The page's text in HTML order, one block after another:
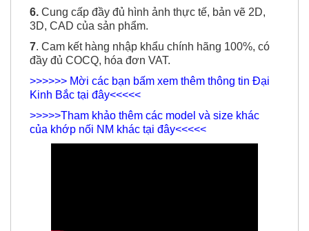
6. Cung cấp đầy đủ hình ảnh thực tế, bản vẽ 2D,
3D, CAD của sản phẩm.
7. Cam kết hàng nhập khẩu chính hãng 100%, có
đầy đủ COCQ, hóa đơn VAT.
>>>>>> Mời các bạn bấm xem thêm thông tin Đại
Kinh Bắc tại đây<<<<<
>>>>>Tham khảo thêm các model và size khác
của khớp nối NM khác tại đây<<<<<